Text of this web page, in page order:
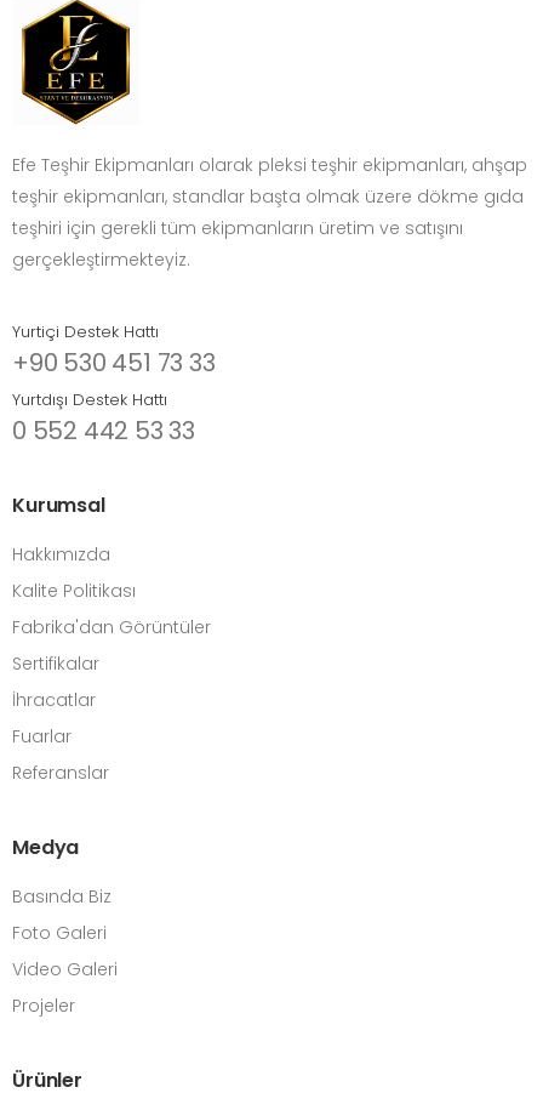
Efe Teşhir Ekipmanları olarak pleksi teşhir ekipmanları, ahşap
teşhir ekipmanları, standlar başta olmak üzere dökme gıda
teşhiri için gerekli tüm ekipmanların üretim ve satışını
gerçekleştirmekteyiz.
Yurtiçi Destek Hattı
+90 530 451 73 33
Yurtdışı Destek Hattı
0 552 442 53 33
Kurumsal
Hakkımızda
Kalite Politikası
Fabrika'dan Görüntüler
Sertifikalar
İhracatlar
Fuarlar
Referanslar
Medya
Basında Biz
Foto Galeri
Video Galeri
Projeler
Ürünler